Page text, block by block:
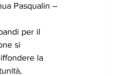
Pasqualin –
per il
si
la